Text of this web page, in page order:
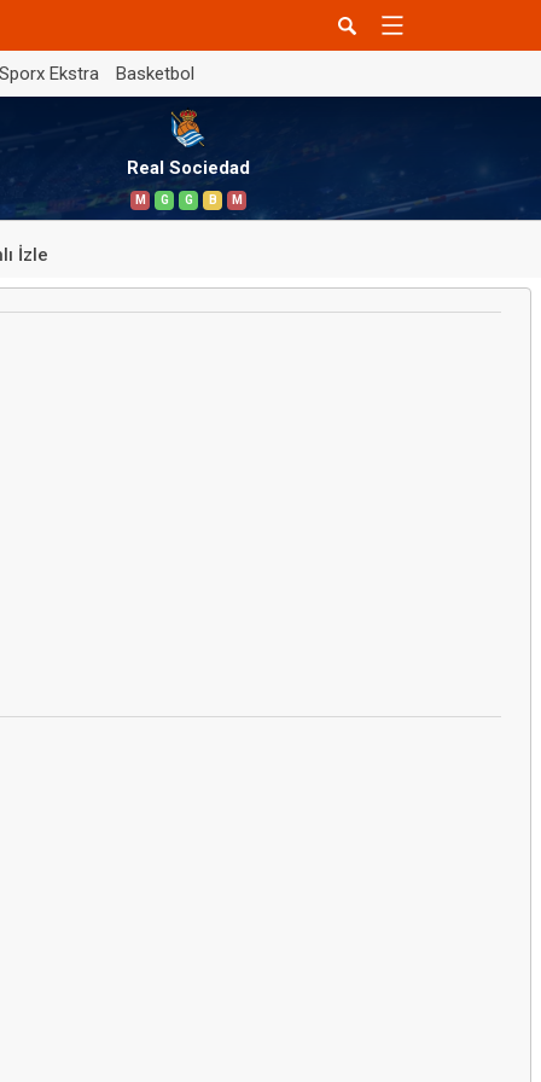
Sporx Ekstra Basketbol
Real Sociedad
M G G B M
İzle